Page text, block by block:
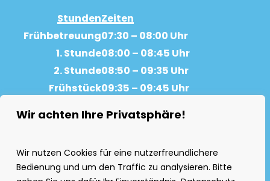
Wir achten Ihre Privatsphäre!
Wir nutzen Cookies für eine nutzerfreundlichere
Bedienung und um den Traffic zu analysieren. Bitte
Stunden
Frühbetreuung
1. Stunde
2. Stunde
Frühstück
3. Stunde
Pause
5. Stunde
Zeiten
07:30 – 08:00 Uhr
08:00 – 08:45 Uhr
08:50 – 09:35 Uhr
09:35 – 09:45 Uhr
10:05 – 10:50 Uhr
11:40 – 11:55 Uhr
11:55 – 12:40 Uhr